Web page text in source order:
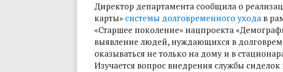
Директор департамента сообщила о
карты» системы долговременного уходав
«Старшее поколение» нацпроекта
выявление людей, нуждающихся в
оказываться не только на дому и в
Изучается вопрос внедрения службы сиделок